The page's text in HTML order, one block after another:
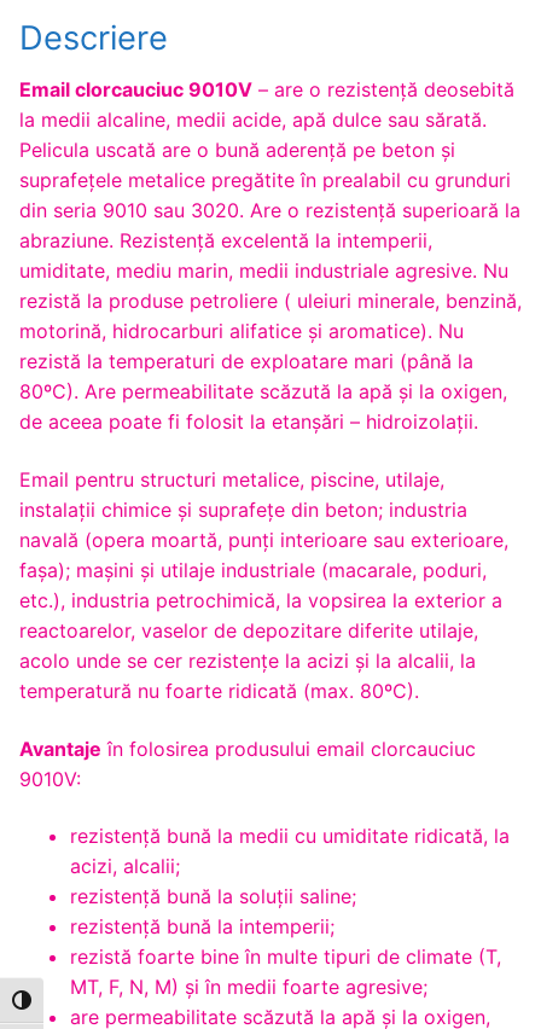
Toggle High Contrast
Descriere
Email clorcauciuc 9010V – are o rezistență deosebită
la medii alcaline, medii acide, apă dulce sau sărată.
Pelicula uscată are o bună aderență pe beton și
suprafețele metalice pregătite în prealabil cu grunduri
din seria 9010 sau 3020. Are o rezistență superioară la
abraziune. Rezistenţă excelentă la intemperii,
umiditate, mediu marin, medii industriale agresive. Nu
rezistă la produse petroliere ( uleiuri minerale, benzină,
motorină, hidrocarburi alifatice şi aromatice). Nu
rezistă la temperaturi de exploatare mari (până la
80ºC). Are permeabilitate scăzută la apă şi la oxigen,
de aceea poate fi folosit la etanşări – hidroizolaţii.
Email pentru structuri metalice, piscine, utilaje,
instalații chimice și suprafețe din beton; industria
navală (opera moartă, punţi interioare sau exterioare,
faşa); maşini şi utilaje industriale (macarale, poduri,
etc.), industria petrochimică, la vopsirea la exterior a
reactoarelor, vaselor de depozitare diferite utilaje,
acolo unde se cer rezistenţe la acizi şi la alcalii, la
temperatură nu foarte ridicată (max. 80ºC).
Avantaje în folosirea produsului email clorcauciuc
9010V:
rezistenţă bună la medii cu umiditate ridicată, la
acizi, alcalii;
rezistenţă bună la soluţii saline;
rezistenţă bună la intemperii;
rezistă foarte bine în multe tipuri de climate (T,
MT, F, N, M) şi în medii foarte agresive;
are permeabilitate scăzută la apă şi la oxigen,